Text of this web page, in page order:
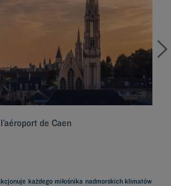
de Caen
każdego miłośnika nadmorskich klimatów